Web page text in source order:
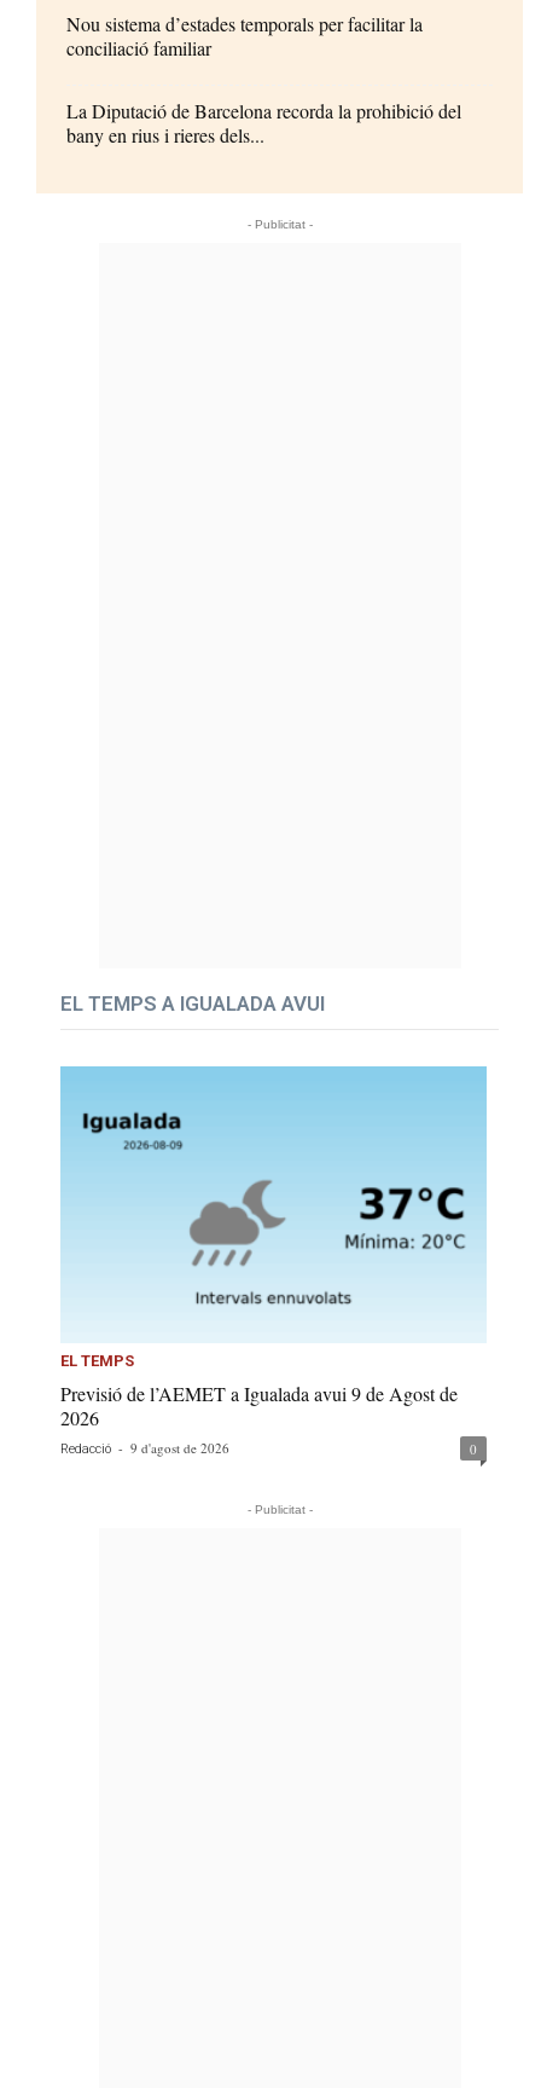
Nou sistema d’estades temporals per facilitar la
conciliació familiar
La Diputació de Barcelona recorda la prohibició del
bany en rius i rieres dels...
- Publicitat -
EL TEMPS A IGUALADA AVUI
EL TEMPS
Previsió de l’AEMET a Igualada avui 9 de Agost de
2026
Redacció - 9 d'agost de 2026 0
- Publicitat -